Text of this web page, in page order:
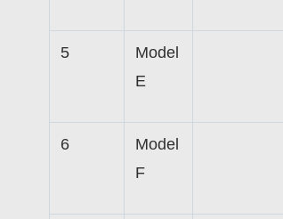
5
Model
E
6
Model
F